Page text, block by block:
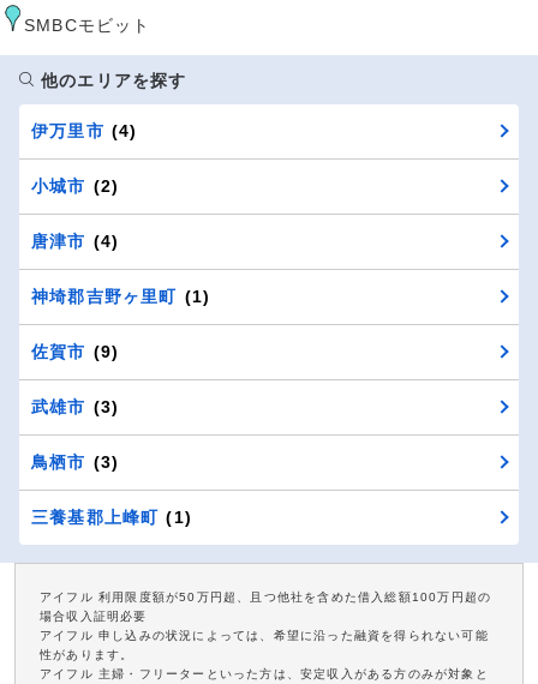
SMBCモビット
他のエリアを探す
伊万里市 (4)
小城市 (2)
唐津市 (4)
神埼郡吉野ヶ里町 (1)
佐賀市 (9)
武雄市 (3)
鳥栖市 (3)
三養基郡上峰町 (1)
アイフル 利用限度額が50万円超、且つ他社を含めた借入総額100万円超の
場合収入証明必要
アイフル 申し込みの状況によっては、希望に沿った融資を得られない可能
性があります。
アイフル 主婦・フリーターといった方は、安定収入がある方のみが対象と